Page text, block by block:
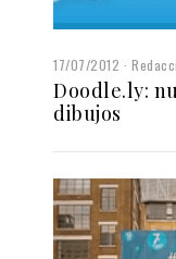
17/07/2012
Doodle.ly:
dibujos